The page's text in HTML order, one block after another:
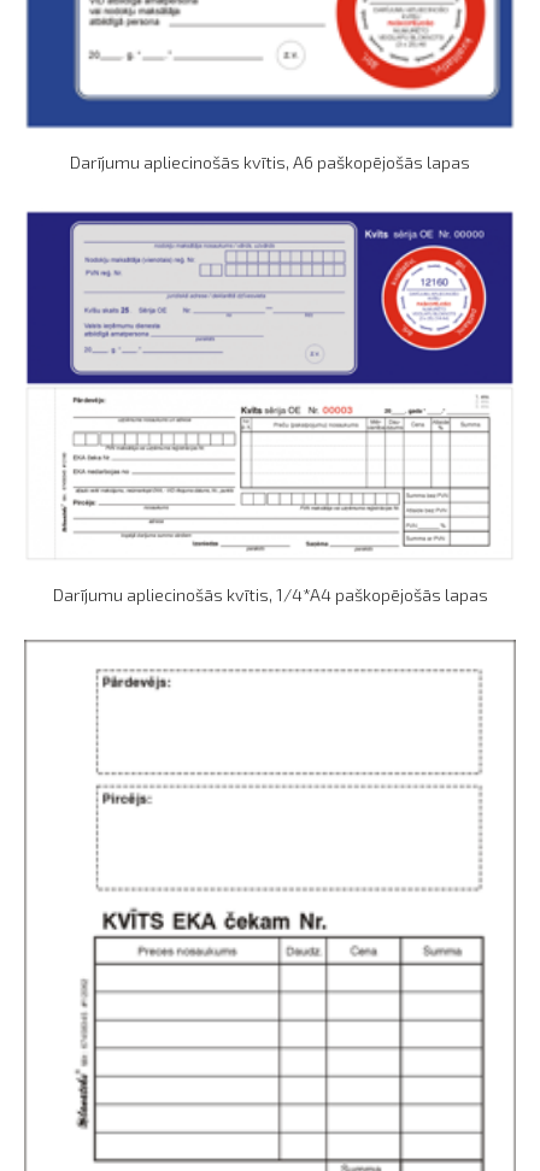
Darījumu apliecinošās kvītis, A6 paškopējošās lapas
Darījumu apliecinošās kvītis, 1/4*A4 paškopējošās lapas